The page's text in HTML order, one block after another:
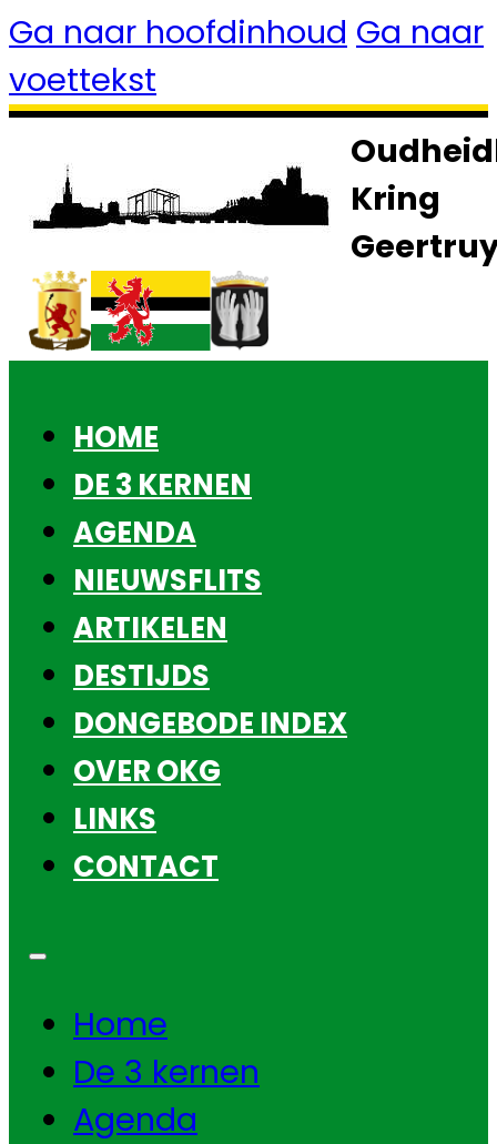
Ga naar hoofdinhoud Ga naar
voettekst
Kring
HOME
DE 3 KERNEN
AGENDA
NIEUWSFLITS
ARTIKELEN
DESTIJDS
DONGEBODE INDEX
OVER OKG
LINKS
CONTACT
Home
De 3 kernen
Agenda